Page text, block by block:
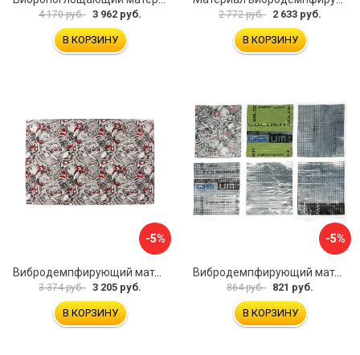
4 170 руб. 3 962 руб.
В КОРЗИНУ
2 772 руб. 2 633 руб.
В КОРЗИНУ
-5%
Вибродемпфирующий материал Dreamcar DC-4M0-S070050P18
3 374 руб. 3 205 руб.
В КОРЗИНУ
-5%
Вибродемпфирующий материал Dreamcar Ассорти 3 DC-000-0123873P1021
864 руб. 821 руб.
В КОРЗИНУ